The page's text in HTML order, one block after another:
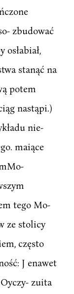
zbudować
stanąć na
potem
nastąpi.)
nie-
maiące
tego Mo-
ze stolicy
często
J enawet
zuita